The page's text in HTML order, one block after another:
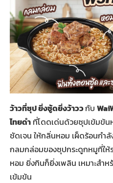
ว้าวที่ซุป ยิ่งซู้ดยิ่งว้าววกับ
ไทยดำ ที่โดดเด่นด้วยซุปเข้มข้
ชัดเจน ให้กลิ่นหอม เผ็ดร้อนกำ
กลมกล่อมของซุปกระดูกหมูที่ใ
หอม ยิ่งกินก็ยิ่งเพลิน เหมาะสำ
เข้มข้น